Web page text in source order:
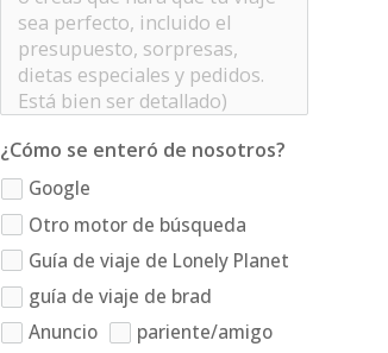
¿Cómo se enteró de nosotros?
Google
Otro motor de búsqueda
Guía de viaje de Lonely Planet
guía de viaje de brad
Anuncio
pariente/amigo